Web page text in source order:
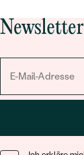
Newsletter